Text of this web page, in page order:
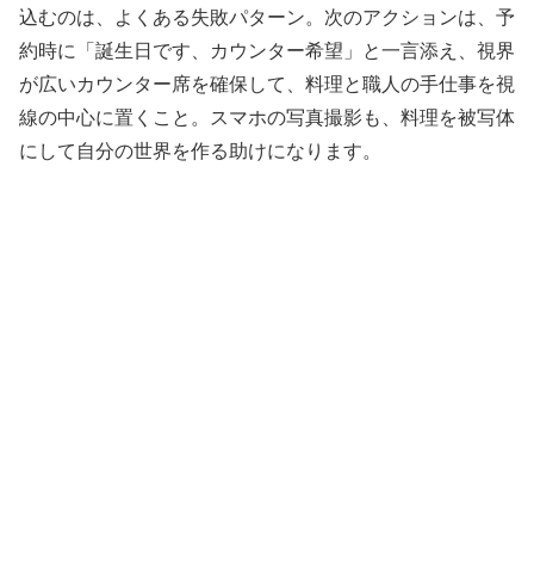
込むのは、よくある失敗パターン。次のアクションは、予
約時に「誕生日です、カウンター希望」と一言添え、視界
が広いカウンター席を確保して、料理と職人の手仕事を視
線の中心に置くこと。スマホの写真撮影も、料理を被写体
にして自分の世界を作る助けになります。